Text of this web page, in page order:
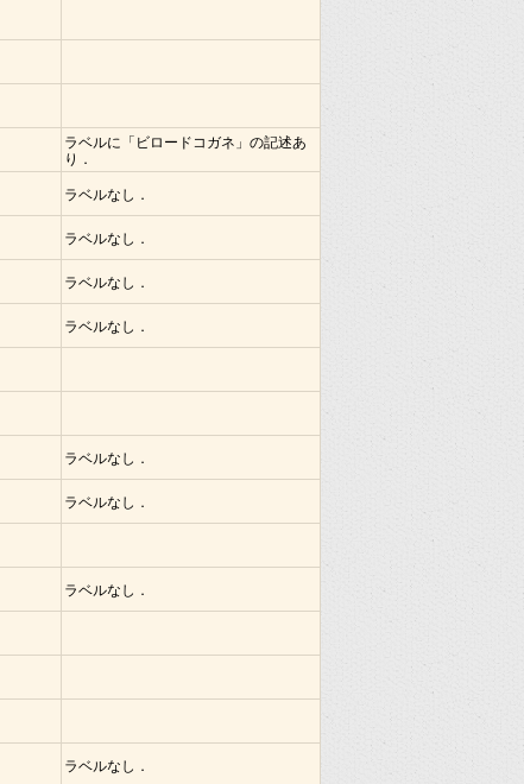
ラベルに「ビロードコガネ」の記述あ
り．
ラベルなし．
ラベルなし．
ラベルなし．
ラベルなし．
ラベルなし．
ラベルなし．
ラベルなし．
ラベルなし．